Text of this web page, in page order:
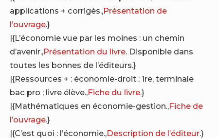
applications + corrigés.,Présentation de
l’ouvrage.}
|{L’économie vue par les moines : un chemin
d’avenir.,Présentation du livre. Disponible dans
toutes les bonnes de l’éditeurs.}
|{Ressources + : économie-droit ; 1re, terminale
bac pro ; livre élève.,Fiche du livre.}
|{Mathématiques en économie-gestion.,Fiche de
l’ouvrage.}
|{C’est quoi : l’économie.,Description de l’éditeur.}